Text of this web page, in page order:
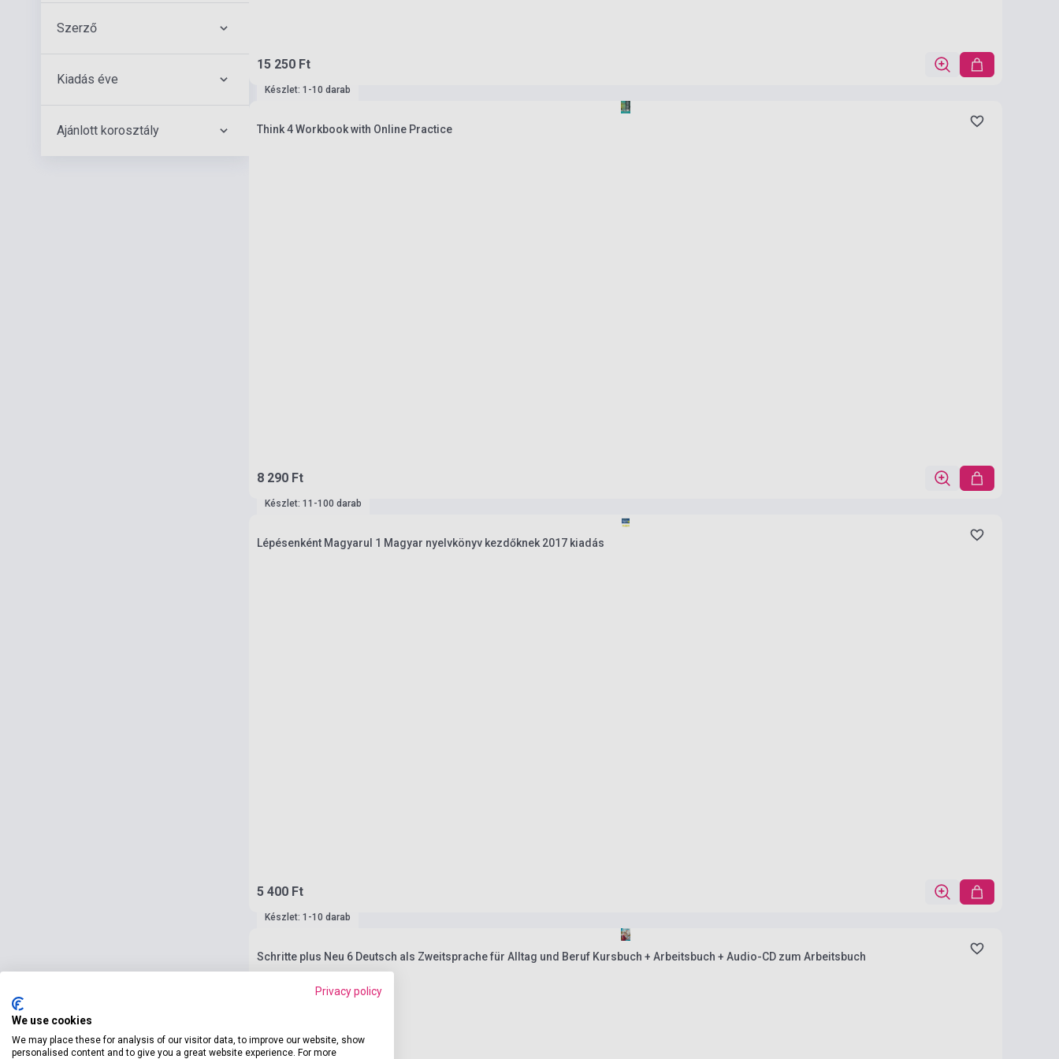
Szerző
Kiadás éve
Ajánlott korosztály
15 250 Ft
Készlet: 1-10 darab
Think 4 Workbook with Online Practice
8 290 Ft
Készlet: 11-100 darab
Lépésenként Magyarul 1 Magyar nyelvkönyv kezdőknek 2017 kiadás
5 400 Ft
Készlet: 1-10 darab
Schritte plus Neu 6 Deutsch als Zweitsprache für Alltag und Beruf Kursbuch + Arbeitsbuch + Audio-CD zum Arbeitsbuch
Privacy policy
We use cookies
We may place these for analysis of our visitor data, to improve our website, show
personalised content and to give you a great website experience. For more